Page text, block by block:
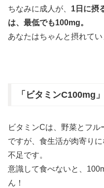
ちなみに成人が、 1日に摂
は、最低でも100mg。
あなたはちゃんと摂れてい
「ビタミンC100mg
ビタミンCは、野菜とフル
ですが、食生活が肉寄り
不足です。
意識して食べないと、
ん！